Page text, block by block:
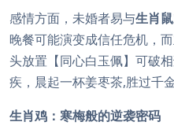
感情方面，未婚者易与生肖鼠
晚餐可能演变成信任危机，
头放置【同心白玉佩】可破
疾，晨起一杯姜枣茶,胜过千金
生肖鸡：寒梅般的逆袭密码